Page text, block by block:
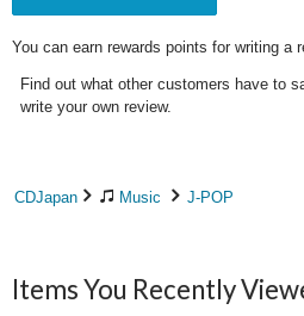
You can earn rewards points for writing a
Find out what other customers have to
write your own review.
CDJapan Music J-POP
Items You Recently